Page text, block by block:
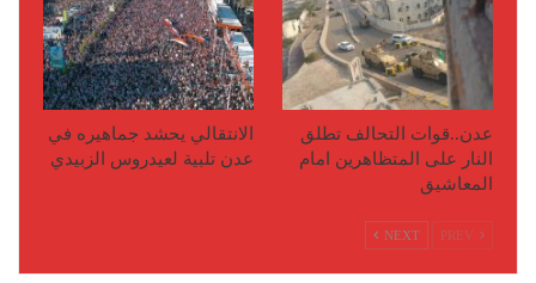
عدن..قوات التحالف تطلق
النار على المتظاهرين امام
المعاشيق
الانتقالي يحشد جماهيره في
عدن تلبية لعيدروس الزبيدي
NEXT